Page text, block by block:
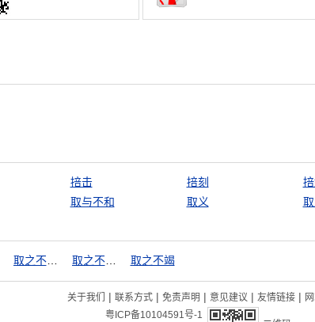
掊击 掊刻
取与不和 取义
取之不尽，用之不竭 取之不尽，用之有余 取之不竭
关于我们 | 联系方式 | 免责声明 | 意见建议 | 友情链接 |
粤ICP备10104591号-1